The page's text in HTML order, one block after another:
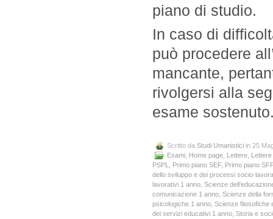
piano di studio.
In caso di
può procedere
mancante,
rivolgersi alla
esame
Scritto da Studi Umanistici in 25
Esami Home page Lettere
PSPL
Primo piano SEF, Primo piano SFP
dello sviluppo e dei processi socio-
lavorativi 1 anno Scienze
comunicazione 1 anno Scienze della
psicologiche 1 anno Scienze filosofiche
dei servizi educativi 1 anno Storia e